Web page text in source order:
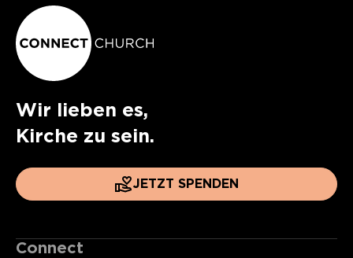
Wir lieben es,
Kirche zu sein.
JETZT SPENDEN
Connect